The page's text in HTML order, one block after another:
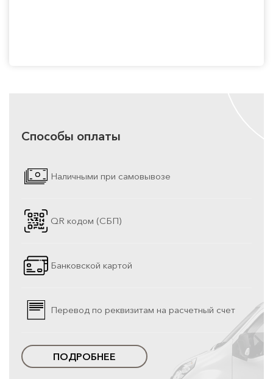
Способы оплаты
Наличными при самовывозе
QR кодом (СБП)
Банковской картой
Перевод по реквизитам на расчетный счет
ПОДРОБНЕЕ